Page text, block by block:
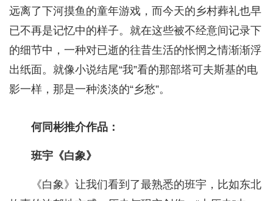
远离了下河摸鱼的童年游戏，而今天的乡村葬礼也早
已不再是记忆中的样子。就在这些被不经意间记录下
的细节中，一种对已逝的往昔生活的怅惘之情渐渐浮
出纸面。就像小说结尾“我”看的那部塔可夫斯基的电
影一样，那是一种淡淡的“乡愁”。
何同彬推介作品：
班宇《白象》
《白象》让我们看到了最熟悉的班宇，比如东北